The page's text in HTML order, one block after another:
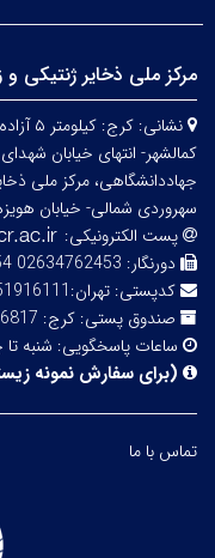
مرکز ملی ذخایر ژنتیکی و
نشانی:
کرج:
کمالشهر- انتهای خیابان
جهاددانشگاهی، مرکز ملی
سهروردی شمالی- خیابان هویزه
پست الکترونیکی:
دورنگار: 02634762453 02143855754
کدپستی: تهران:1551916111 کرج:3365166518
صندوق پستی: کرج: 3197996817 تهران:15855-161
ساعات پاسخگویی: شنبه تا
(برای سفارش نمونه
تماس با ما